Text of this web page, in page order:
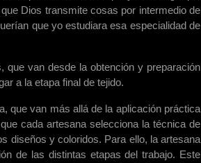
Dios transmite cosas por intermedio de
que yo estudiara esa especialidad de
que van desde la obtención y preparación
a la etapa final de tejido.
que van más allá de la aplicación práctica
cada artesana selecciona la técnica de
diseños y coloridos. Para ello, la artesana
de las distintas etapas del trabajo. Este